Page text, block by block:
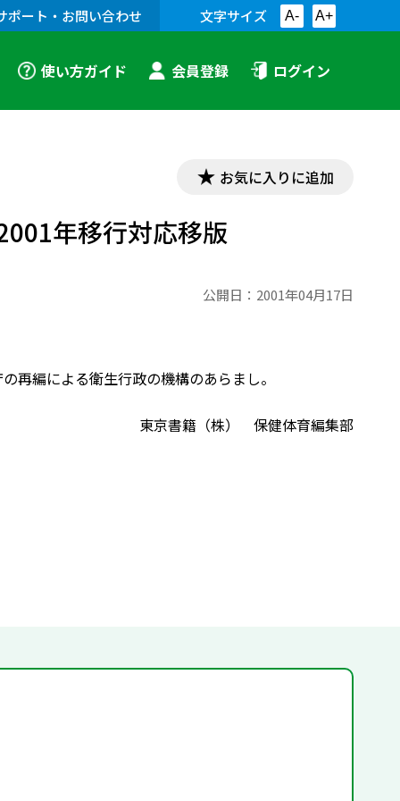
ポート・お問い合わせ 文字サイズ A- A+
使い方ガイド 会員登録 ログイン
お気に入りに追加
年移行対応移版
公開日： 2001年04月17日
再編による衛生行政の機構のあらまし。
東京書籍（株） 保健体育編集部